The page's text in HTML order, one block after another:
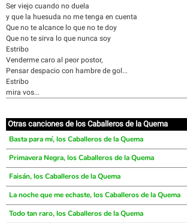
Ser viejo cuando no duela
y que la huesuda no me tenga en cuenta
Que no te alcance lo que no te doy
Que no te sirva lo que nunca soy
Estribo
Venderme caro al peor postor,
Pensar despacio con hambre de gol...
Estribo
mira vos...
Otras canciones de los Caballeros de la Quema
Basta para mí, los Caballeros de la Quema
Primavera Negra, los Caballeros de la Quema
Faisán, los Caballeros de la Quema
La noche que me echaste, los Caballeros de la Quema
Todo tan raro, los Caballeros de la Quema